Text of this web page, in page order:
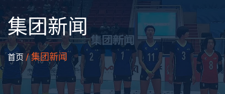
集团新闻
首页 / 集团新闻